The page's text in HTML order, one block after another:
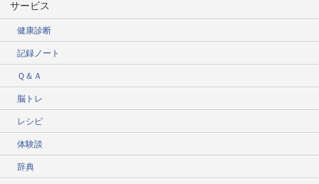
サービス
健康診断
記録ノート
Ｑ＆Ａ
脳トレ
レシピ
体験談
辞典